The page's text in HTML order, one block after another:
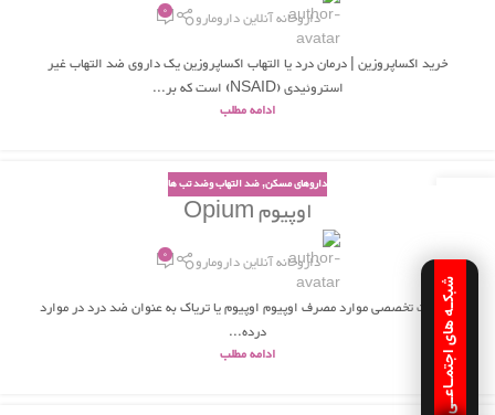
داروخانه آنلاین دارومارو 0
خرید اکساپروزین | درمان درد یا التهاب اکساپروزین یک داروی ضد التهاب غیر
استروئیدی (NSAID) است که بر...
ادامه مطلب
داروهای مسکن,ضد التهاب وضد تب ها
اوپیوم Opium
داروخانه آنلاین دارومارو 0
اطلاعات تخصصی موارد مصرف اوپیوم اوپیوم یا تریاک به عنوان ضد درد در موارد
درده...
ادامه مطلب شبکـه های اجتمـاعـی